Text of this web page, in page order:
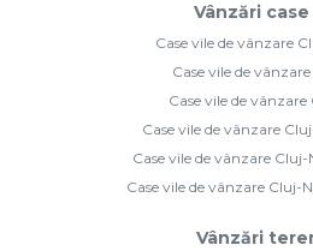
Vânzări case
Case vile de vânzare
Case vile de
Case vile de
Case vile de vânzare
Case vile de vânzare
Case vile de vânzare Cluj-
Vânzări